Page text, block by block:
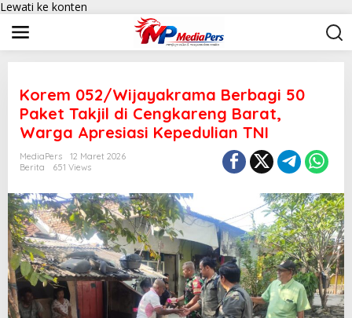
Lewati ke konten
Korem 052/Wijayakrama Berbagi 50
Paket Takjil di Cengkareng Barat,
Warga Apresiasi Kepedulian TNI
MediaPers
12 Maret 2026
Berita
651 Views